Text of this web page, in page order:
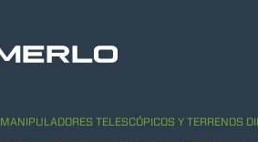
MANIPULADORES TELESCÓPICOS Y TERRENOS